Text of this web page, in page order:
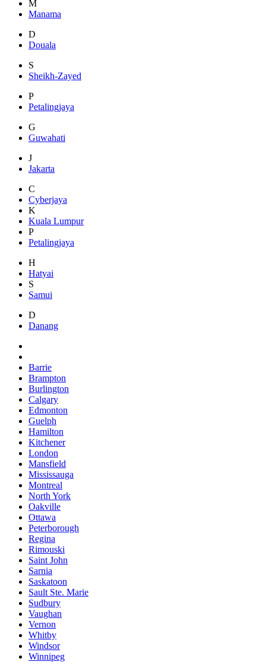
M
Manama
D
Douala
S
Sheikh-Zayed
P
Petalingjaya
G
Guwahati
J
Jakarta
C
Cyberjaya
K
Kuala Lumpur
P
Petalingjaya
H
Hatyai
S
Samui
D
Danang
Barrie
Brampton
Burlington
Calgary
Edmonton
Guelph
Hamilton
Kitchener
London
Mansfield
Mississauga
Montreal
North York
Oakville
Ottawa
Peterborough
Regina
Rimouski
Saint John
Sarnia
Saskatoon
Sault Ste. Marie
Sudbury
Vaughan
Vernon
Whitby
Windsor
Winnipeg